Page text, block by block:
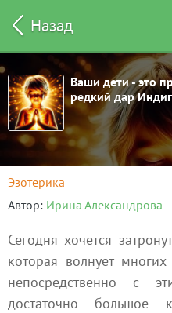
Назад
Ваши дети - это
редкий дар
Эзотерика
Автор Ирина Александрова
Сегодня хочется
которая волнует
непосредственно с
достаточно большое